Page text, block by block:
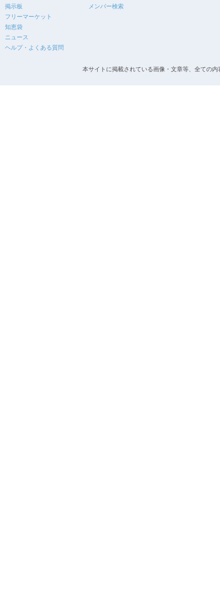
掲示板
フリーマーケット
知恵袋
ニュース
ヘルプ・よくある質問
メンバー検索
本サイトに掲載されている画像・文章等、全ての